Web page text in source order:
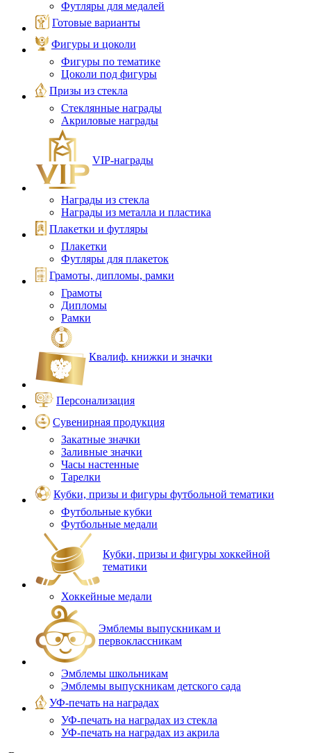
Футляры для медалей
Готовые варианты
Фигуры и цоколи
Фигуры по тематике
Цоколи под фигуры
Призы из стекла
Стеклянные награды
Акриловые награды
VIP‑награды
Награды из стекла
Награды из металла и пластика
Плакетки и футляры
Плакетки
Футляры для плакеток
Грамоты, дипломы, рамки
Грамоты
Дипломы
Рамки
Квалиф. книжки и значки
Персонализация
Сувенирная продукция
Закатные значки
Заливные значки
Часы настенные
Тарелки
Кубки, призы и фигуры футбольной тематики
Футбольные кубки
Футбольные медали
Кубки, призы и фигуры хоккейной
тематики
Хоккейные медали
Эмблемы выпускникам и
первоклассникам
Эмблемы школьникам
Эмблемы выпускникам детского сада
УФ-печать на наградах
УФ‑печать на наградах из стекла
УФ-печать на наградах из акрила